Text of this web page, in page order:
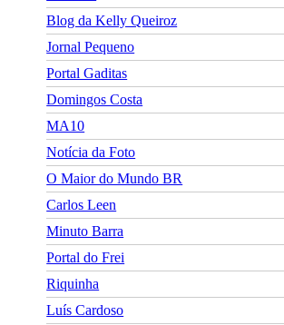
Blog da Kelly Queiroz
Jornal Pequeno
Portal Gaditas
Domingos Costa
MA10
Notícia da Foto
O Maior do Mundo BR
Carlos Leen
Minuto Barra
Portal do Frei
Riquinha
Luís Cardoso